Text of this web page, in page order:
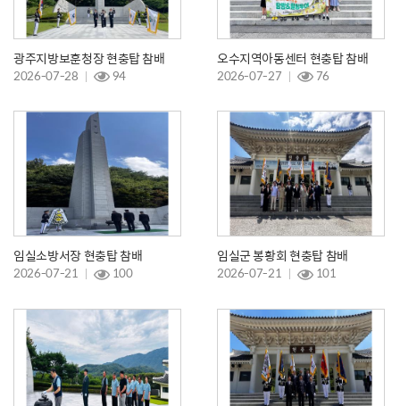
광주지방보훈청장 현충탑 참배
2026-07-28 94
오수지역아동센터 현충탑 참배
2026-07-27 76
임실소방서장 현충탑 참배
2026-07-21 100
임실군 봉황회 현충탑 참배
2026-07-21 101